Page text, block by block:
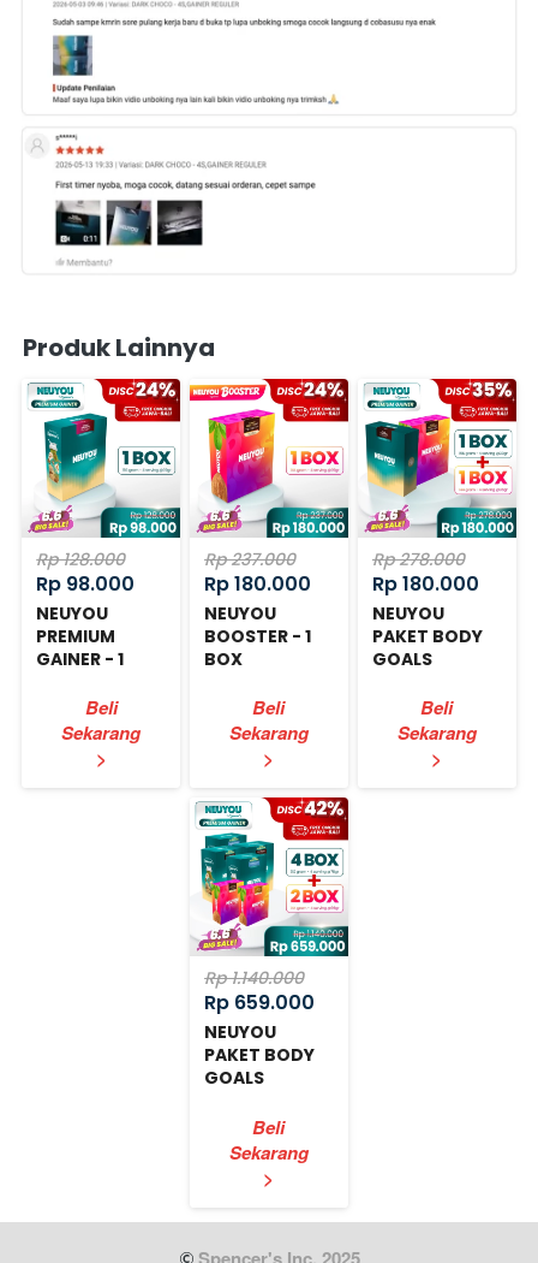
Produk Lainnya
Rp 128.000
Rp 98.000
NEUYOU
PREMIUM
GAINER - 1
`
Beli
Sekarang
>
Rp 237.000
Rp 180.000
NEUYOU
BOOSTER - 1
BOX
`
Beli
Sekarang
>
Rp 278.000
Rp 180.000
NEUYOU
PAKET BODY
GOALS
`
Beli
Sekarang
>
Rp 1.140.000
Rp 659.000
NEUYOU
PAKET BODY
GOALS
`
Beli
Sekarang
>